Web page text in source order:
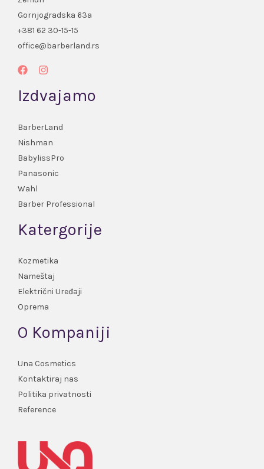
Gornjogradska 63a
+381 62 30-15-15
office@barberland.rs
Izdvajamo
BarberLand
Nishman
BabylissPro
Panasonic
Wahl
Barber Professional
Katergorije
Kozmetika
Nameštaj
Električni Uređaji
Oprema
O Kompaniji
Una Cosmetics
Kontaktiraj nas
Politika privatnosti
Reference